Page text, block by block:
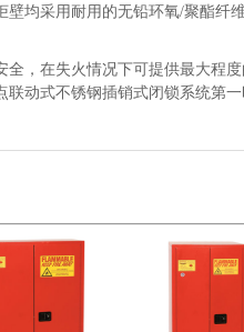
壁均采用耐用的无铅环氧/聚酯纤
全，在失火情况下可提供最大程
联动式不锈钢插销式闭锁系统第